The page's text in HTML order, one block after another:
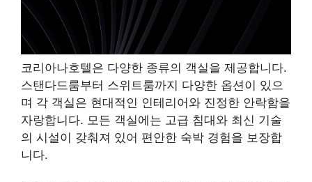
코리아나호텔은 다양한 종류의 객실을 제공합니다.
스탠다드룸부터 스위트룸까지 다양한 옵션이 있으
며 각 객실은 현대적인 인테리어와 진정한 안락함을
자랑합니다. 모든 객실에는 고급 침대와 최신 기술
의 시설이 갖춰져 있어 편안한 숙박 경험을 보장합
니다.